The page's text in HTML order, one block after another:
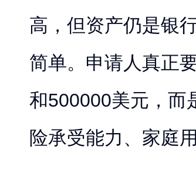
高，但资产仍是银
简单。申请人真正
和500000美元，而
险承受能力、家庭